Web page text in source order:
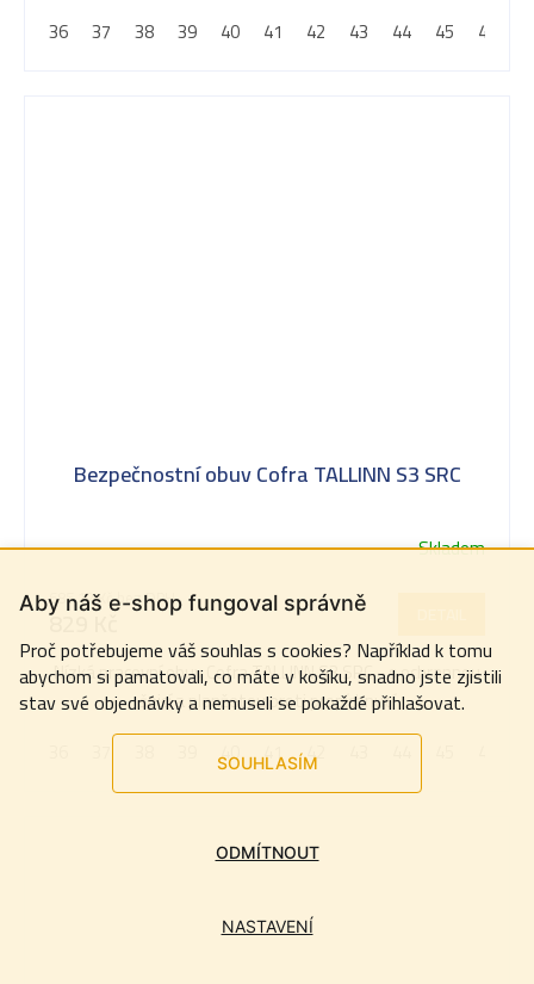
Aby náš e-shop fungoval správně
Proč potřebujeme váš souhlas s cookies? Například k tomu
abychom si pamatovali, co máte v košíku, snadno jste zjistili
stav své objednávky a nemuseli se pokaždé přihlašovat.
SOUHLASÍM
NASTAVENÍ
ODMÍTNOUT
36
37 38 39 40 41 42 43 44 45 46
Bezpečnostní obuv Cofra TALLINN S3 SRC
Skladem
685,12 Kč bez DPH
829 Kč
Nízká pracovní obuv Cofra TALLINN S3 SRC - s ochrannou
špicí a planžetou proti propíchnutí
40 41 42